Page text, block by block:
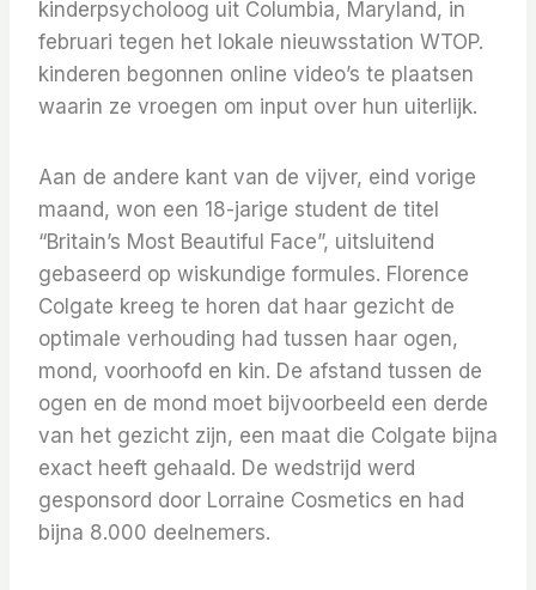
kinderpsycholoog uit Columbia, Maryland, in
februari tegen het lokale nieuwsstation WTOP.
kinderen begonnen online video’s te plaatsen
waarin ze vroegen om input over hun uiterlijk.
Aan de andere kant van de vijver, eind vorige
maand, won een 18-jarige student de titel
“Britain’s Most Beautiful Face”, uitsluitend
gebaseerd op wiskundige formules. Florence
Colgate kreeg te horen dat haar gezicht de
optimale verhouding had tussen haar ogen,
mond, voorhoofd en kin. De afstand tussen de
ogen en de mond moet bijvoorbeeld een derde
van het gezicht zijn, een maat die Colgate bijna
exact heeft gehaald. De wedstrijd werd
gesponsord door Lorraine Cosmetics en had
bijna 8.000 deelnemers.